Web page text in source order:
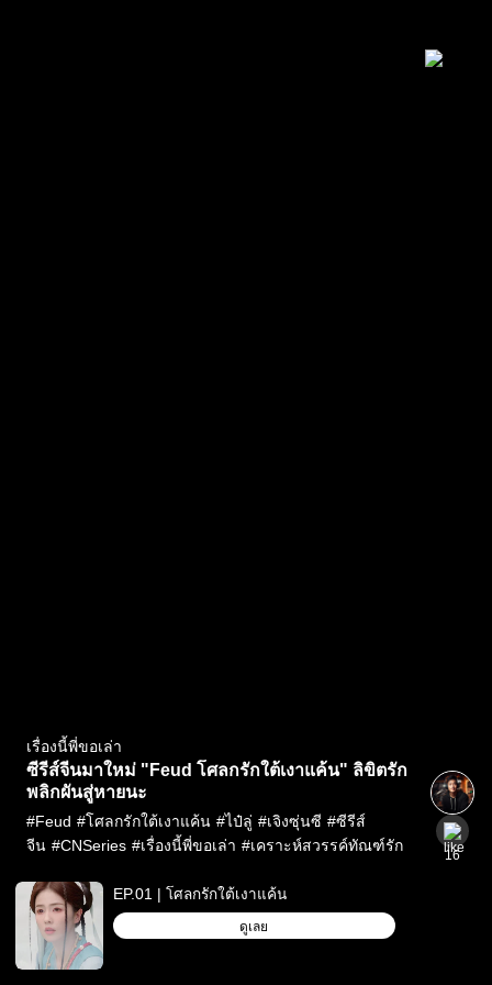
เรื่องนี้พี่ขอเล่า
ซีรีส์จีนมาใหม่ "Feud โศลกรักใต้เงาแค้น" ลิขิตรัก
พลิกผันสู่หายนะ
#Feud #โศลกรักใต้เงาแค้น #ไป๋ลู่ #เจิงซุ่นซี #ซีรีส์
จีน #CNSeries #เรื่องนี้พี่ขอเล่า #เคราะห์สวรรค์ทัณฑ์รัก
EP.01 | โศลกรักใต้เงาแค้น
ดูเลย
16